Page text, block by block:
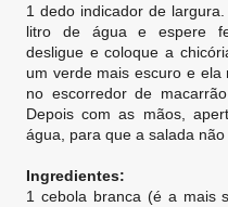
1 dedo indicador de
litro de água e espere
desligue e coloque a
um verde mais escuro e ela
no escorredor de
Depois com as mãos,
água, para que a salada não
Ingredientes:
1 cebola branca (é a mais